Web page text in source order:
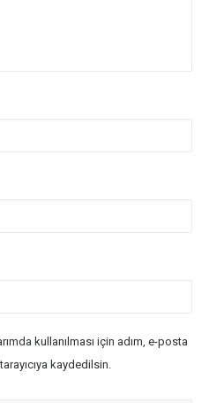
kullanılması için adım, e-posta
kaydedilsin.